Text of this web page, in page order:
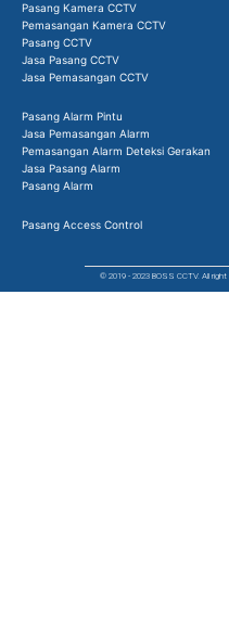
Pasang Kamera CCTV
Pemasangan Kamera CCTV
Pasang CCTV
Jasa Pasang CCTV
Jasa Pemasangan CCTV
Pasang Alarm Pintu
Jasa Pemasangan Alarm
Pemasangan Alarm Deteksi Gerakan
Jasa Pasang Alarm
Pasang Alarm
Pasang Access Control
© 2019 - 2023 BOSS CCTV. All